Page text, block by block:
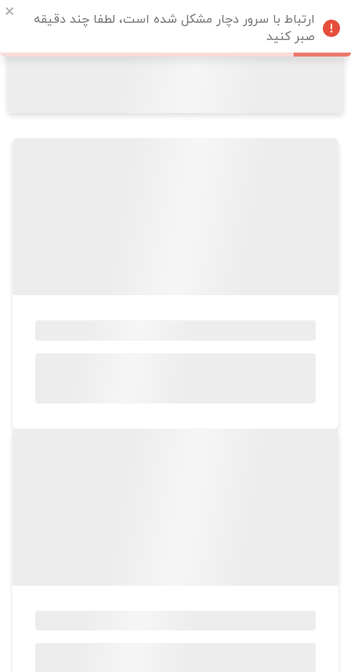
ارتباط با سرور دچار مشکل شده است، لطفا چند دقیقه
صبر کنید